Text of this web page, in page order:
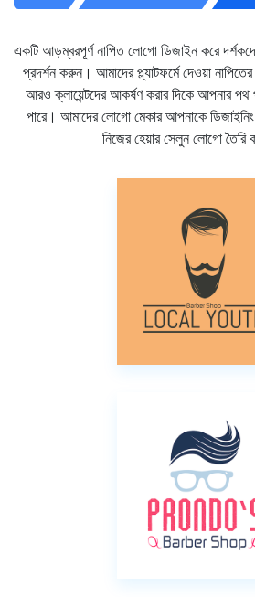
একটি আড়ম্বরপূর্ণ নাপিত লোগো ডিজাইন করে
প্রদর্শন করুন। আমাদের প্ল্যাটফর্মে দেওয়া
আরও ক্লায়েন্টদের আকর্ষণ করার দিকে আপনার
পারে। আমাদের লোগো মেকার আপনাকে
নিজের হেয়ার সেলুন লোগো তৈরি